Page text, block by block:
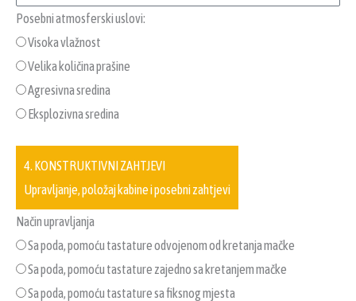
Posebni atmosferski uslovi:
Visoka vlažnost
Velika količina prašine
Agresivna sredina
Eksplozivna sredina
4. KONSTRUKTIVNI ZAHTJEVI
Upravljanje, položaj kabine i posebni zahtjevi
Način upravljanja
Sa poda, pomoću tastature odvojenom od kretanja mačke
Sa poda, pomoću tastature zajedno sa kretanjem mačke
Sa poda, pomoću tastature sa fiksnog mjesta